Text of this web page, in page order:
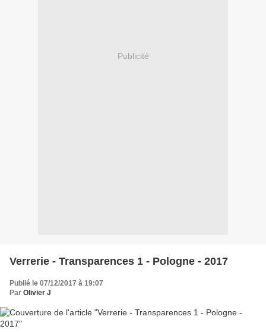
Publicité
Verrerie - Transparences 1 - Pologne - 2017
Publié le 07/12/2017 à 19:07
Par Olivier J